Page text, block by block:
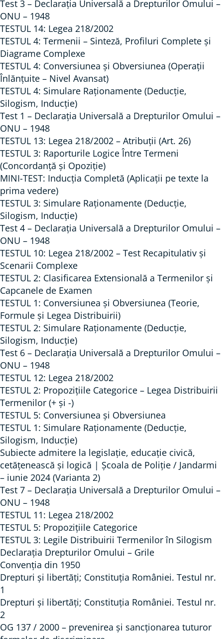
)
Test 3 – Declarația Universală a Drepturilor Omului –
ONU – 1948
TESTUL 14: Legea 218/2002
TESTUL 4: Termenii – Sinteză, Profiluri Complete și
Diagrame Complexe
TESTUL 4: Conversiunea și Obversiunea (Operații
Înlănțuite – Nivel Avansat)
TESTUL 4: Simulare Raționamente (Deducție,
Silogism, Inducție)
Test 1 – Declarația Universală a Drepturilor Omului –
ONU – 1948
TESTUL 13: Legea 218/2002 – Atribuții (Art. 26)
TESTUL 3: Raporturile Logice Între Termeni
(Concordanță și Opoziție)
MINI-TEST: Inducția Completă (Aplicații pe texte la
prima vedere)
TESTUL 3: Simulare Raționamente (Deducție,
Silogism, Inducție)
Test 4 – Declarația Universală a Drepturilor Omului –
ONU – 1948
TESTUL 10: Legea 218/2002 – Test Recapitulativ și
Scenarii Complexe
TESTUL 2: Clasificarea Extensională a Termenilor și
Capcanele de Examen
TESTUL 1: Conversiunea și Obversiunea (Teorie,
Formule și Legea Distribuirii)
TESTUL 2: Simulare Raționamente (Deducție,
Silogism, Inducție)
Test 6 – Declarația Universală a Drepturilor Omului –
ONU – 1948
TESTUL 12: Legea 218/2002
TESTUL 2: Propozițiile Categorice – Legea Distribuirii
Termenilor (+ și -)
TESTUL 5: Conversiunea și Obversiunea
TESTUL 1: Simulare Raționamente (Deducție,
Silogism, Inducție)
Subiecte admitere la legislație, educație civică,
cetățenească și logică | Școala de Poliție / Jandarmi
– iunie 2024 (Varianta 2)
Test 7 – Declarația Universală a Drepturilor Omului –
ONU – 1948
TESTUL 11: Legea 218/2002
TESTUL 5: Propozițiile Categorice
TESTUL 3: Legile Distribuirii Termenilor în Silogism
Declarația Drepturilor Omului – Grile
Convenția din 1950
Drepturi și libertăți; Constituția României. Testul nr.
1
Drepturi și libertăți; Constituția României. Testul nr.
2
OG 137 / 2000 – prevenirea și sancționarea tuturor